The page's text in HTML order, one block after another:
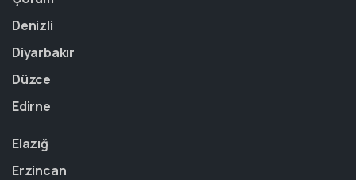
Denizli
Diyarbakır
Düzce
Edirne
Elazığ
Erzincan